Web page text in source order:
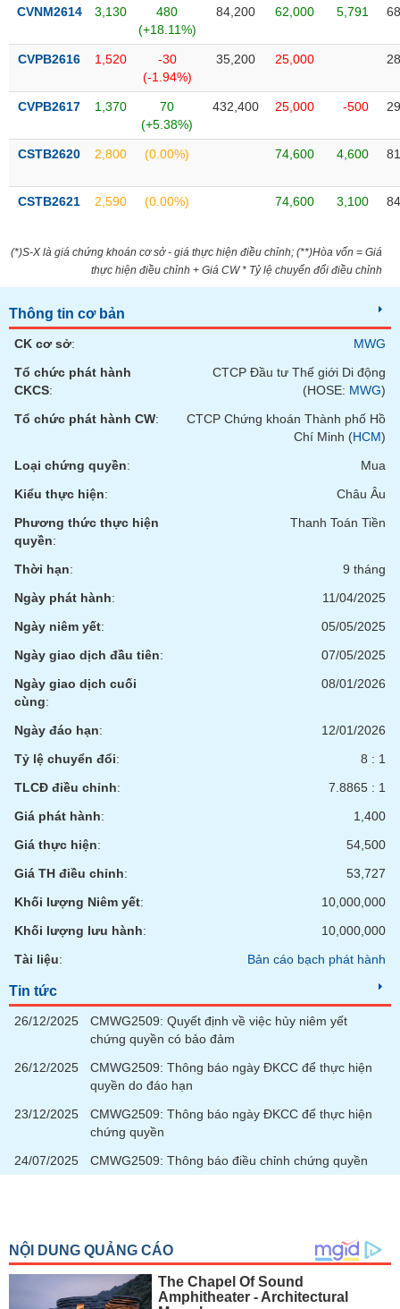
CVNM2614 3,130
480
(+18.11%)
84,200 62,000 5,791
CVPB2616 1,520
-30
(-1.94%)
35,200 25,000
CVPB2617 1,370
70
(+5.38%)
432,400 25,000 -500
CSTB2620 2,800 (0.00%) 74,600 4,600
CSTB2621 2,590 (0.00%) 74,600 3,100
(*)S-X là giá chứng khoán cơ sở - giá thực hiện điều chỉnh; (**)Hòa vốn = Giá
thực hiện điều chỉnh + Giá CW * Tỷ lệ chuyển đổi điều chỉnh
Thông tin cơ bản
CK cơ sở:
MWG
Tổ chức phát hành
CKCS:
CTCP Đầu tư Thế giới Di động
(HOSE: MWG)
Tổ chức phát hành CW:
CTCP Chứng khoán Thành phố Hồ
Chí Minh (HCM)
Loại chứng quyền:
Mua
Kiểu thực hiện:
Châu Âu
Phương thức thực hiện
quyền:
Thanh Toán Tiền
Thời hạn:
9 tháng
Ngày phát hành:
11/04/2025
Ngày niêm yết:
05/05/2025
Ngày giao dịch đầu tiên:
07/05/2025
Ngày giao dịch cuối
cùng:
08/01/2026
Ngày đáo hạn:
12/01/2026
Tỷ lệ chuyển đổi:
8 : 1
TLCĐ điều chỉnh:
7.8865 : 1
Giá phát hành:
1,400
Giá thực hiện:
54,500
Giá TH điều chỉnh:
53,727
Khối lượng Niêm yết:
10,000,000
Khối lượng lưu hành:
10,000,000
Tài liệu: Bản cáo bạch phát hành
Tin tức
26/12/2025
CMWG2509: Quyết định về việc hủy niêm yết
chứng quyền có bảo đảm
26/12/2025
CMWG2509: Thông báo ngày ĐKCC để thực hiện
quyền do đáo hạn
23/12/2025
CMWG2509: Thông báo ngày ĐKCC để thực hiện
chứng quyền
24/07/2025
CMWG2509: Thông báo điều chỉnh chứng quyền
chứng
khoán
Tất cả Cổ phiếu Chỉ số Chứng chỉ quỹ Chứng
Lãnh
(-)
tức
viết
của
giả
Báo
cáo
phân
tích
(-)
Thuật
(-)
Dịch
vụ
tạo
Sách
chính
Công
cụ
thông
tài
Dữ